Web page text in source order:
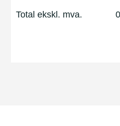
Total ekskl. mva. 0